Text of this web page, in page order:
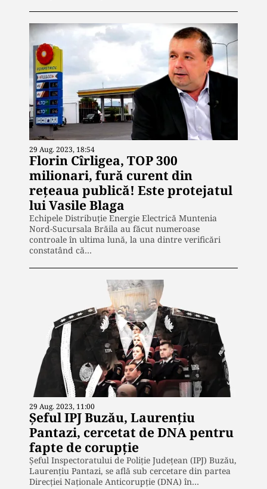
29 Aug. 2023, 18:54
Florin Cîrligea, TOP 300
milionari, fură curent din
rețeaua publică! Este protejatul
lui Vasile Blaga
Echipele Distribuție Energie Electrică Muntenia
Nord-Sucursala Brăila au făcut numeroase
controale în ultima lună, la una dintre verificări
constatând că…
29 Aug. 2023, 11:00
Șeful IPJ Buzău, Laurențiu
Pantazi, cercetat de DNA pentru
fapte de corupție
Șeful Inspectoratului de Poliție Județean (IPJ) Buzău,
Laurențiu Pantazi, se află sub cercetare din partea
Direcției Naționale Anticorupție (DNA) în…